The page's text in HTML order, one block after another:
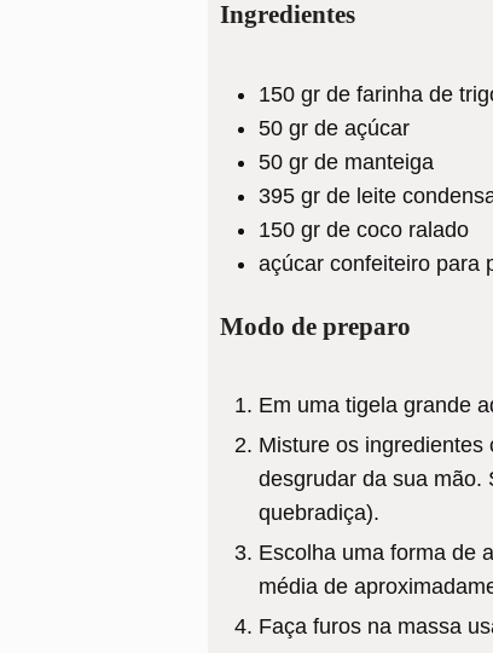
Ingredientes
150 gr de farinha de
50 gr de açúcar
50 gr de manteiga
395 gr de leite
150 gr de coco ralado
açúcar confeiteiro para
Modo de preparo
Em uma tigela grande
Misture os
desgrudar da sua mão.
quebradiça).
Escolha uma forma de
média de
Faça furos na massa